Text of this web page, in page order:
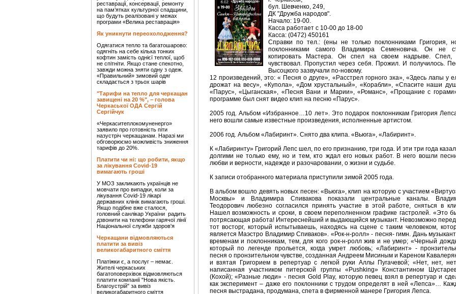
реставрації, консервації, ремонту
на пам’ятках культурної спадщини,
що будуть реалізовані у межах
програми «Велика реставрація»
Як уникнути переохолодження?
Одягатися тепло та багатошарово:
одягніть на себе кілька тонких
кофтин замість однієї теплої, щоб
не спітніти. Якщо стане спекотно,
завжди можна зняти одну з одеж.
«Правильний» зимовий одяг
складається з трьох шарів
"Тарифи на тепло для черкащан
завищені на 20 %", – голова
Черкаської ОДА Сергій
Сергійчук
«Черкаситеплокомуненерго»
заявило про готовність піти
назустріч черкащанам. Наразі ми
обговорюємо можливість зниження
тарифів до 20%.
Платити чи ні: що робити, якщо
за лікування Covid-19
вимагають гроші
У МОЗ закликають українців не
мовчати про випадки, коли за
лікування Covid-19 лікарі
державних клінік вимагають гроші.
Якщо подібне вже сталося,
головний санлікар України радить
дзвонити на телефони гарячої лінії
Національної служби здоров'я
Черкащани відмовляються
платити за вивіз
великогабаритного сміття
Платіжки є, а послуг – немає.
Жителі черкаських
багатоповерхівок відмовляються
платити компанії "Нова якість.
Благоустрій" за вивіз
великогабаритного сміття
бул. Шевченко, 249,
ДК "Дружба народов".
Начало: 19-00.
Касса работает с 10-00 до 18-00
Касса: (0472) 450161
Справки по тел.: (ены не только поклонниками Григория,
поклонниками самого Владимира Семеновича. Он не
копировать Мастера. Он спел на своем надрыве. Спел,
чувствовал. Пропустил через себя. Прожил. И получилось.
Высоцкого зазвучали по-новому.
12 произведений, это: « Песня о друге», «Расстрел горного эха», «Здесь лапы у
дрожат на весу», «Купола», «Дом хрустальный», «Корабли», «Спасите наши
«Парус», «Цыганская», «Песня Вани и Марии», «Романс», «Прощание с
программе был снят видео клип на песню «Парус».
2005 год. Альбом «Избранное…10 лет». Это подарок поклонникам Григория
него вошли самые известные произведения, исполненные артистом.
2006 год. Альбом «Лабиринт». Снято два клипа. «Вьюга», «Лабиринт».
К «Лабиринту» Григорий Лепс шел, по его признанию, три года. И эти три года
долгими не только ему, но и тем, кто ждал его новых работ. В него вошли
любви и верности, надежде и разочаровании, о жизни и судьбе.
К записи отобранного материала приступили зимой 2005 года.
В альбом вошло девять новых песен: «Вьюга», клип на которую с участием
Москвы» и Владимира Спивакова показали центральные каналы.
Теодорович любезно согласился принять участие в этой работе, сняться в
Нашел возможность и сроки, в своем переполненном графике гастролей. «Это
потрясающая работа! Интереснейший и выдающийся музыкант. Невозможно
тот восторг, который испытываешь, находясь на сцене с таким человеком,
является Маэстро Владимир Спиваков». «Рок-н-ролл» - песня- гимн. Дань
временам и поклонникам, тем, для кого рок-н-ролл жив и не умер; «Черный
который по легенде прольется, когда умрет любовь; «Лабиринт» -
песня о пронзительном чувстве, созданная Андреем Мисиным и Кареном
и взятая Григорием в репертуар с легкой руки Аллы Пугачевой; «Нет, нет,
написанная участником питерской группы «Pushking» Константином
(Кохой); «Разные люди» - песня Gold Play, которую певец взял в репертуар и
как эксперимент – даже его поклонники с трудом определят в ней «Лепса»…
песня выстрадана, продумана, спета в фирменной манере Григория Лепса.